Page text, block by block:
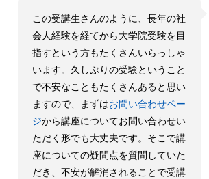
この受講生さんのように、長年の社
会人経験を経てから大学院受験を目
指すという方もたくさんいらっしゃ
います。久しぶりの受験ということ
で不安なこともたくさんあると思い
ますので、まずはお問い合わせペー
ジから講座についてお問い合わせい
ただく形でも大丈夫です。そこで講
座についての疑問点を質問していた
だき、不安が解消されることで受講